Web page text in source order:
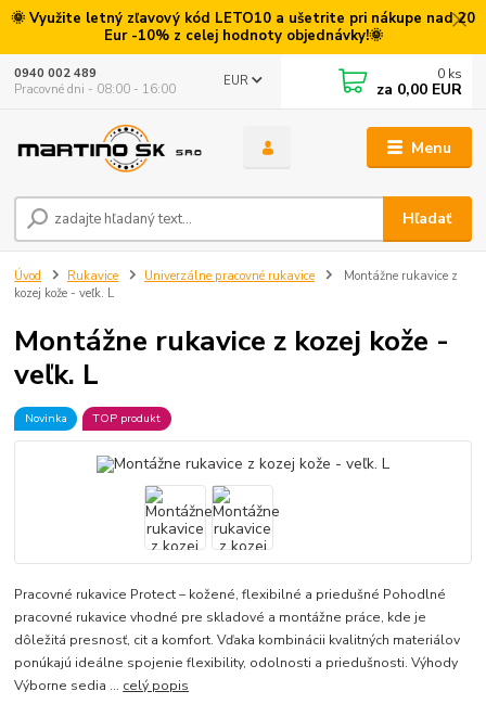
🌞 Využite letný zľavový kód LETO10 a ušetrite pri nákupe nad 20
Eur -10% z celej hodnoty objednávky!🌞
Menu
EUR
Hľadať
0940 002 489
Pracovné dni - 08:00 - 16:00
0 ks
za 0,00 EUR
Úvod Rukavice Univerzálne pracovné rukavice
Montážne rukavice z
kozej kože - veľk. L
Montážne rukavice z kozej kože -
veľk. L
Novinka TOP produkt
Pracovné rukavice Protect – kožené, flexibilné a priedušné Pohodlné
pracovné rukavice vhodné pre skladové a montážne práce, kde je
dôležitá presnosť, cit a komfort. Vďaka kombinácii kvalitných materiálov
ponúkajú ideálne spojenie flexibility, odolnosti a priedušnosti. Výhody
Výborne sedia ... celý popis